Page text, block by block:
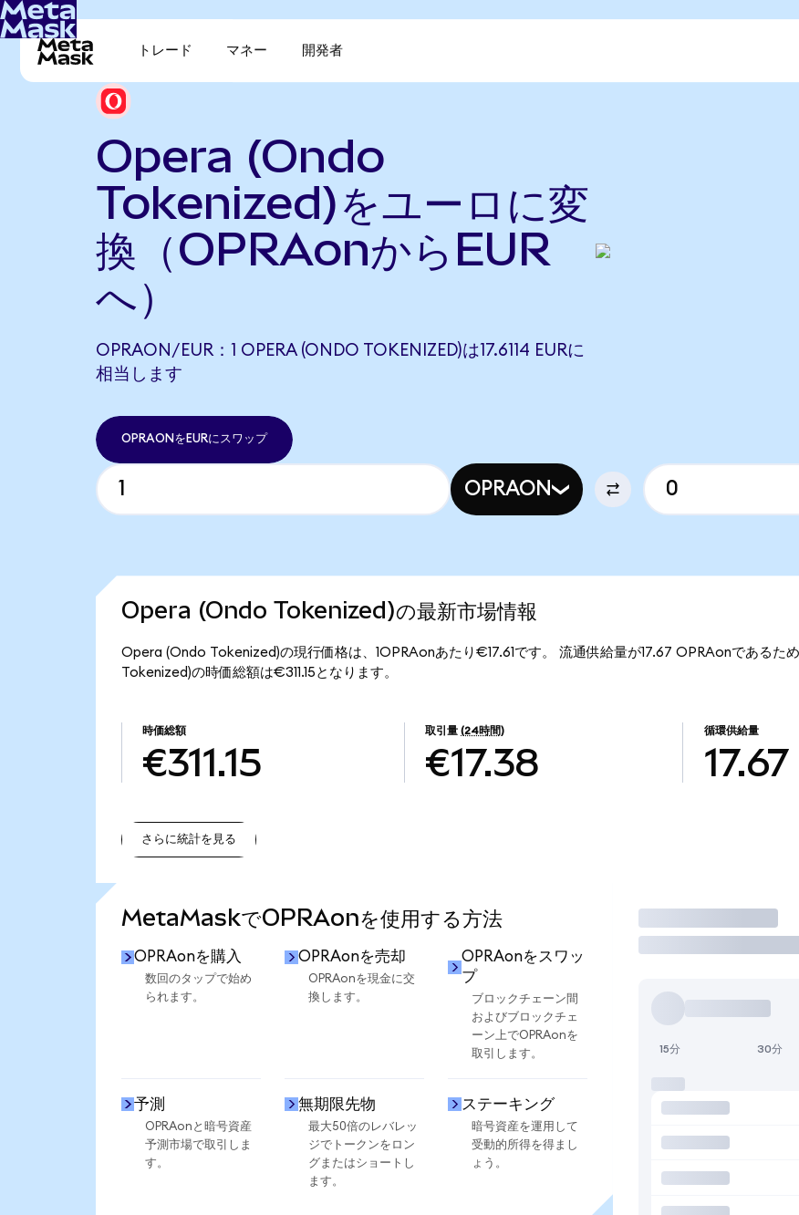
トレード マネー 開発者
Opera (Ondo
Tokenized)をユーロに変
換（OPRAonからEUR
へ）
OPRAON/EUR：1 OPERA (ONDO TOKENIZED)は17.6114 EURに
相当します
OPRAONをEURにスワップ
OPRAON
Opera (Ondo Tokenized)の最新市場情報
Opera (Ondo Tokenized)の現行価格は、1OPRAonあたり€17.61です。 流通供給量が17.67 OPRAonであるた
Tokenized)の時価総額は€311.15となります。
時価総額
€311.15
取引量 (24時間)
€17.38
循環供給量
17.67
さらに統計を見る
MetaMaskでOPRAonを使用する方法
OPRAonを購入
数回のタップで始め
られます。
OPRAonを売却
OPRAonを現金に交
換します。
OPRAonをスワッ
プ
ブロックチェーン間
およびブロックチェ
ーン上でOPRAonを
取引します。
予測
OPRAonと暗号資産
予測市場で取引しま
す。
無期限先物
最大50倍のレバレッ
ジでトークンをロン
グまたはショートし
ます。
ステーキング
暗号資産を運用して
受動的所得を得まし
ょう。
取引
15分 30分